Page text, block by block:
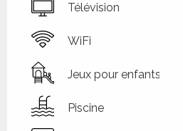
Télévision
WiFi
Jeux pour enfants /
Piscine